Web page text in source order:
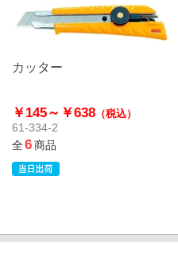
カッター
￥145～ ￥638 （税込）
61-334-2
全6商品